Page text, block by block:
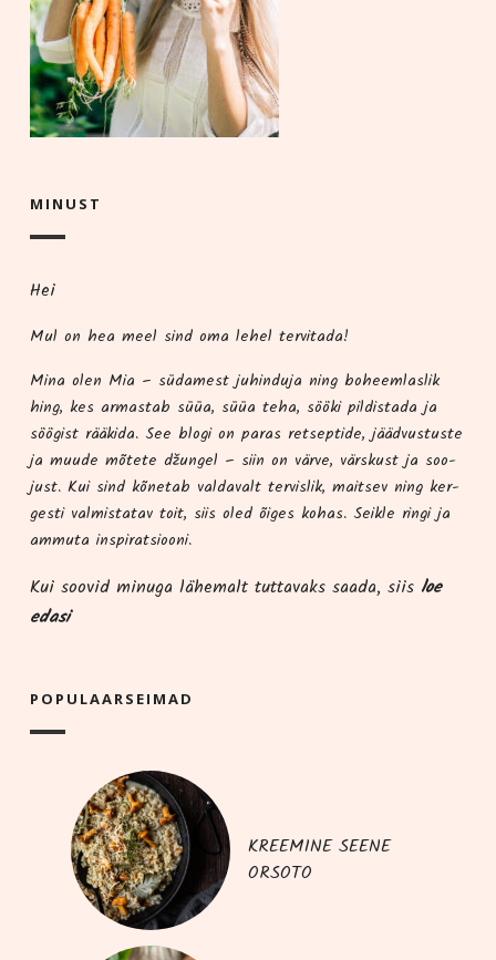
MINUST
Hei
Mul on hea meel sind oma lehel tervitada!
Mina olen Mia – süda­me­st juhindu­ja ning boheem­las­lik
hing, kes armas­tab süüa, süüa teha, söö­ki pil­dis­ta­da ja
söö­gist rää­ki­da. See blo­gi on paras ret­sep­ti­de, jääd­vus­tus­te
ja muu­de mõte­te džun­gel – siin on vär­ve, värs­kust ja soo­
just. Kui sind kõne­tab val­da­valt ter­vis­lik, mait­sev ning ker­
ges­ti val­mis­ta­tav toit, siis oled õiges kohas. Seik­le rin­gi ja
ammu­ta inspiratsiooni.
Kui soo­vid minu­ga lähe­malt tut­ta­vaks saa­da, siis loe
edasi
POPU­LAAR­SEI­MAD
KREEMINE SEENE
ORSOTO